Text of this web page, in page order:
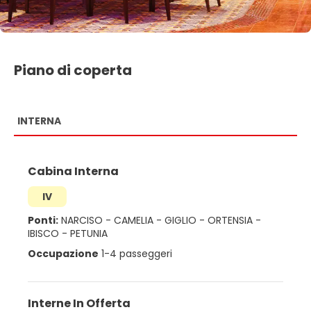
Piano di coperta
INTERNA
Cabina Interna
IV
Ponti: NARCISO - CAMELIA - GIGLIO - ORTENSIA -
IBISCO - PETUNIA
Occupazione 1-4 passeggeri
Interne In Offerta